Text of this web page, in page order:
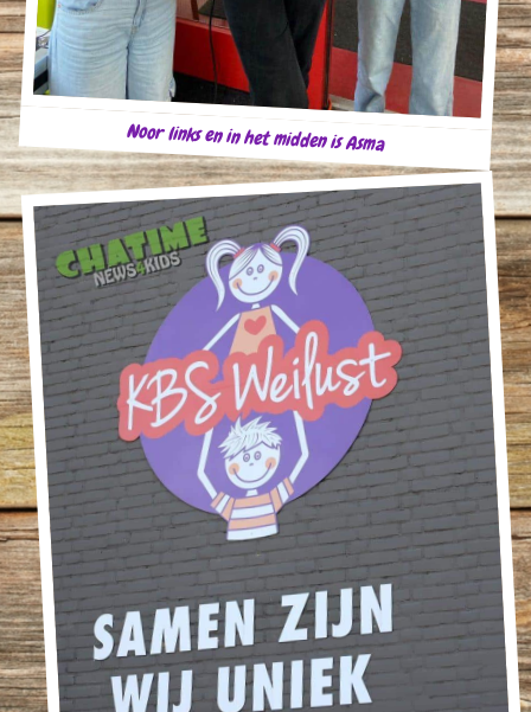
Noor links en in het midden is Asma